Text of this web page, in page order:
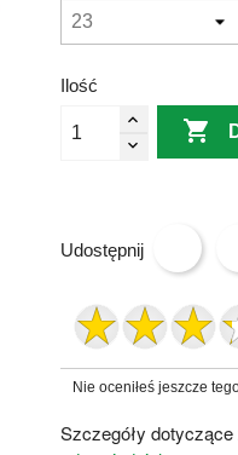
Ilość

Udostępnij
Nie oceniłeś jeszcze
Szczegóły